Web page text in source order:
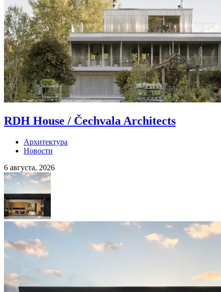
RDH House / Čechvala Architects
Архитектура
Новости
6 августа, 2026